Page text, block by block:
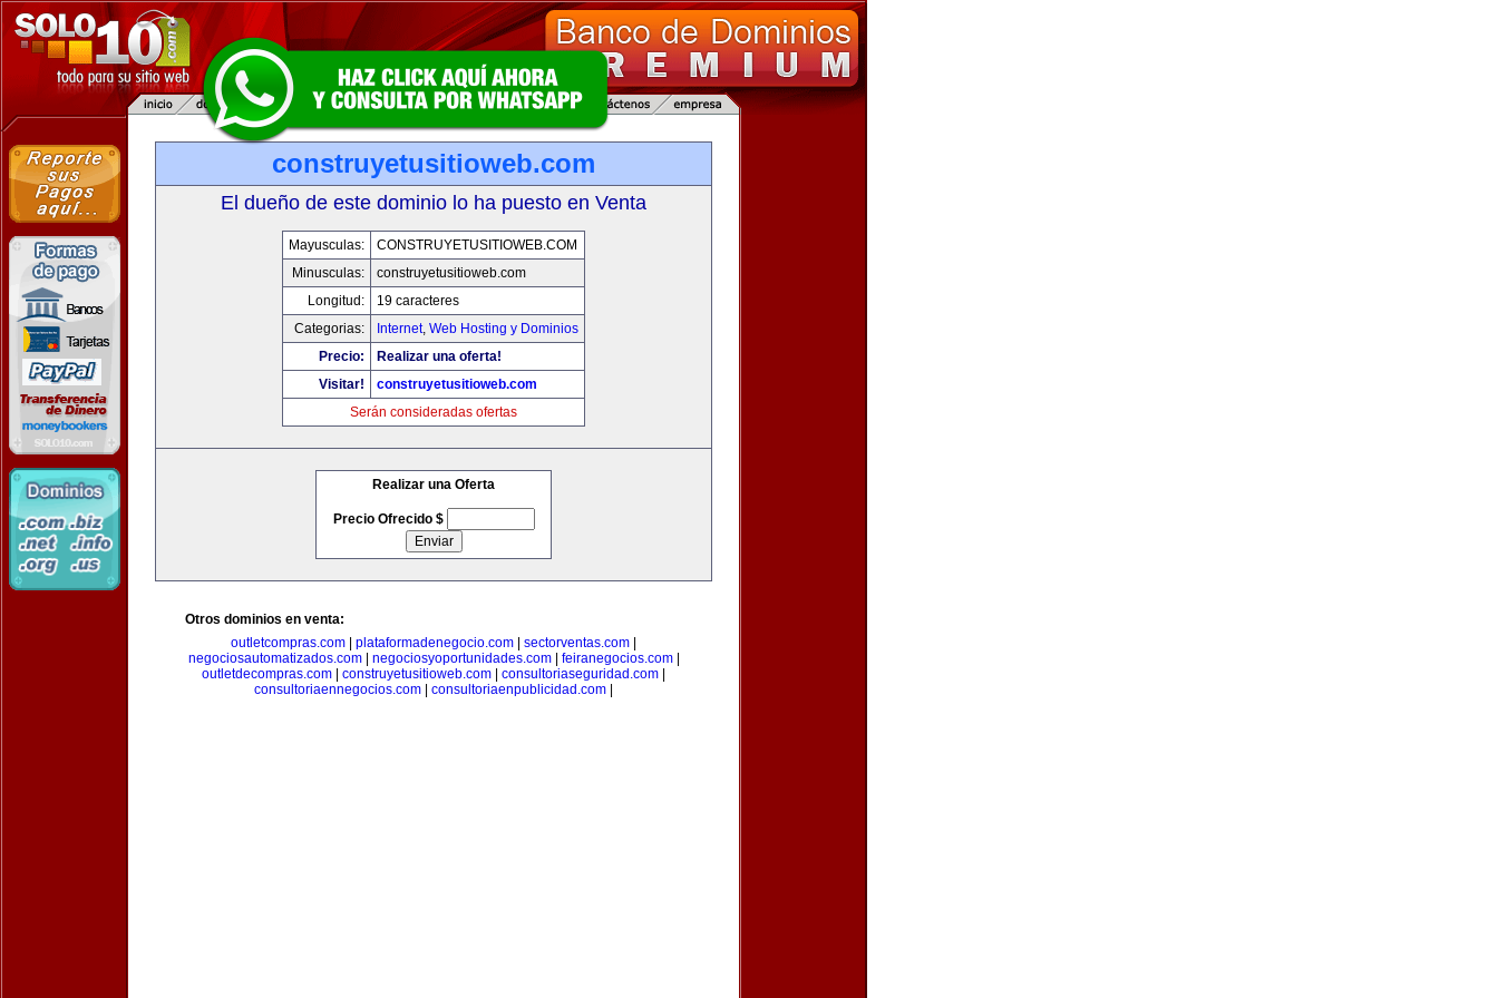
construyetusitioweb.com
El dueño de este dominio lo ha puesto en Venta
Mayusculas:
CONSTRUYETUSITIOWEB.COM
Minusculas:
construyetusitioweb.com
Longitud:
19 caracteres
Categorias:
Internet, Web Hosting y Dominios
Precio:
Realizar una oferta!
Visitar!
construyetusitioweb.com
Serán consideradas ofertas
Realizar una Oferta
Precio Ofrecido $
Otros dominios en venta:
outletcompras.com
plataformadenegocio.com sectorventas.com
negociosautomatizados.com| negociosyoportunidades.com| feiranegocios.com|
outletdecompras.com
construyetusitioweb.com consultoriaseguridad.com
consultoriaennegocios.com
consultoriaenpublicidad.com